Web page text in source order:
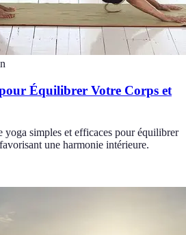
Équilibrer Votre Corps et
yoga simples et efficaces pour équilibrer
une harmonie intérieure.